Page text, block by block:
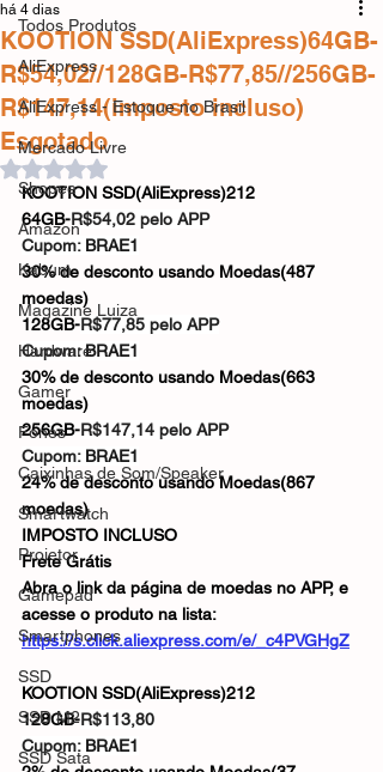
Todos Produtos
AliExpress
AliExpress - Estoque no Brasil
Mercado Livre
Shopee
Amazon
Kabum
Magazine Luiza
Hardware
Gamer
Fones
Caixinhas de Som/Speaker
Smartwatch
Projetor
Gamepad
Smartphones
SSD
SSD M2
SSD Sata
KOOTION SSD(AliExpress)64GB-
R$54,02//128GB-R$77,85//256GB-
R$147,14(imposto incluso)
Esgotado
há 4 dias
Avaliado com NaN de 5 estrelas.
KOOTION SSD(AliExpress)212
64GB-R$54,02 pelo APP
Cupom: BRAE1
30% de desconto usando Moedas(487
moedas)
128GB-R$77,85 pelo APP
Cupom: BRAE1
30% de desconto usando Moedas(663
moedas)
256GB-R$147,14 pelo APP
Cupom: BRAE1
24% de desconto usando Moedas(867
moedas)
IMPOSTO INCLUSO
Frete Grátis
Abra o link da página de moedas no APP, e
acesse o produto na lista:
https://s.click.aliexpress.com/e/_c4PVGHgZ
KOOTION SSD(AliExpress)212
128GB-R$113,80
Cupom: BRAE1